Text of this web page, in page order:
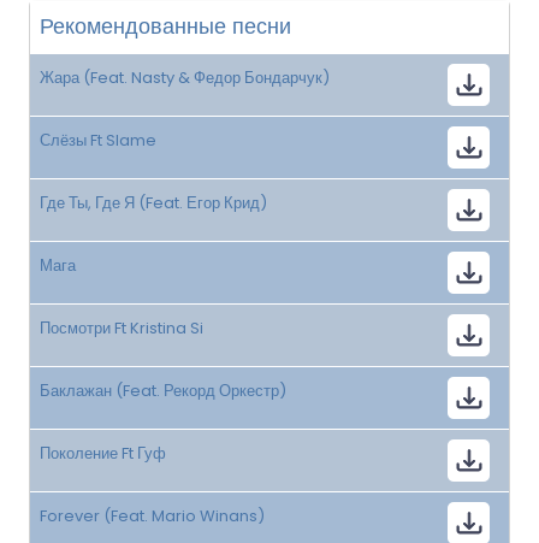
Рекомендованные песни
Жара (Feat. Nasty & Федор Бондарчук)
Слёзы Ft Slame
Где Ты, Где Я (Feat. Егор Крид)
Мага
Посмотри Ft Kristina Si
Баклажан (Feat. Рекорд Оркестр)
Поколение Ft Гуф
Forever (Feat. Mario Winans)